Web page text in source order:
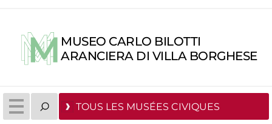
MUSEO CARLO BILOTTI
ARANCIERA DI VILLA BORGHESE
TOUS LES MUSÉES CIVIQUES